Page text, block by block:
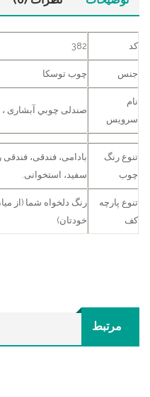
کد 382
جنس چوب توسکا
نام
سرویس
صندلی چوبي آبشاری ،
تنوع رنگ
چوب
بادامی، فندقی،
سفید، استخوانی.
تنوع پارچه
کف
رنگ دلخواه شما (از
خودتان)
مرتبط